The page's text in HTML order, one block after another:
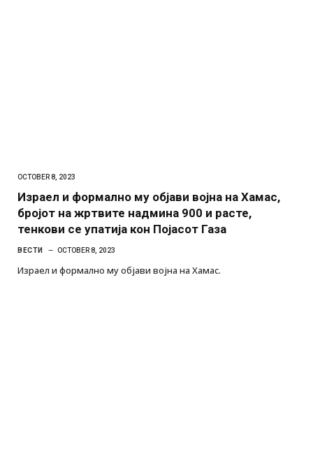
OCTOBER 8, 2023
Израел и формално му објави војна на Хамас,
бројот на жртвите надмина 900 и расте,
тенкови се упатија кон Појасот Газа
ВЕСТИ OCTOBER 8, 2023
Израел и формално му објави војна на Хамас.